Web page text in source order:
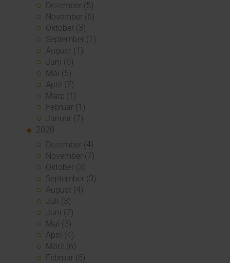
Dezember (5)
November (6)
Oktober (3)
September (1)
August (1)
Juni (6)
Mai (5)
April (7)
März (1)
Februar (1)
Januar (7)
2020
Dezember (4)
November (7)
Oktober (3)
September (3)
August (4)
Juli (3)
Juni (2)
Mai (3)
April (4)
März (6)
Februar (6)